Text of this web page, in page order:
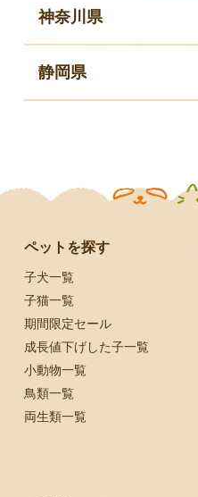
神奈川県
静岡県
ペットを探す
子犬一覧
子猫一覧
期間限定セール
成長値下げした子一覧
小動物一覧
鳥類一覧
両生類一覧